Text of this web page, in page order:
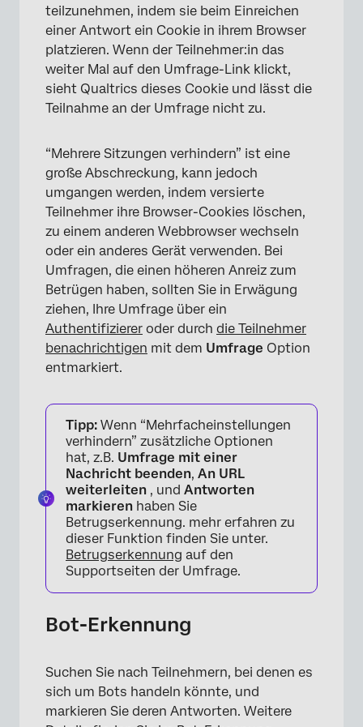
teilzunehmen, indem sie beim Einreichen
einer Antwort ein Cookie in ihrem Browser
platzieren. Wenn der Teilnehmer:in das
weiter Mal auf den Umfrage-Link klickt,
sieht Qualtrics dieses Cookie und lässt die
Teilnahme an der Umfrage nicht zu.
“Mehrere Sitzungen verhindern” ist eine
große Abschreckung, kann jedoch
umgangen werden, indem versierte
Teilnehmer ihre Browser-Cookies löschen,
zu einem anderen Webbrowser wechseln
oder ein anderes Gerät verwenden. Bei
Umfragen, die einen höheren Anreiz zum
Betrügen haben, sollten Sie in Erwägung
ziehen, Ihre Umfrage über ein
Authentifizierer oder durch die Teilnehmer
benachrichtigen mit dem Umfrage Option
entmarkiert.
Tipp: Wenn “Mehrfacheinstellungen
verhindern” zusätzliche Optionen
hat, z.B. Umfrage mit einer
Nachricht beenden, An URL
weiterleiten , und Antworten
markieren haben Sie
Betrugserkennung. mehr erfahren zu
dieser Funktion finden Sie unter.
Betrugserkennung auf den
Supportseiten der Umfrage.
Bot-Erkennung
Suchen Sie nach Teilnehmern, bei denen es
sich um Bots handeln könnte, und
markieren Sie deren Antworten. Weitere